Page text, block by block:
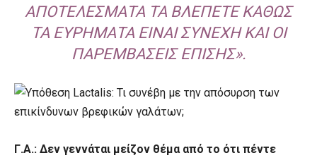
ΑΠΟΤΕΛΈΣΜΑΤΑ ΤΑ ΒΛΈΠΕΤΕ ΚΑΘΏΣ
ΤΑ ΕΥΡΉΜΑΤΑ ΕΊΝΑΙ ΣΥΝΕΧΉ ΚΑΙ ΟΙ
ΠΑΡΕΜΒΆΣΕΙΣ ΕΠΊΣΗΣ».
Γ.Α.: Δεν γεννάται μείζον θέμα από το ότι πέντε